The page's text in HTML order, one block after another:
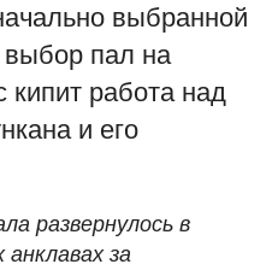
выбранной
пал на
кипит работа над
и его
развернулось в
за